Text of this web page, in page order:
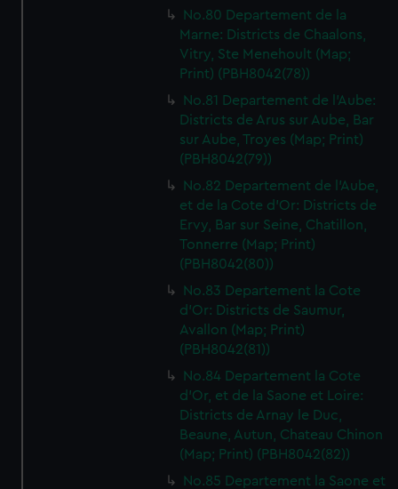
No.80 Departement de la
Marne: Districts de Chaalons,
Vitry, Ste Menehoult (Map;
Print) (PBH8042(78))
No.81 Departement de l'Aube:
Districts de Arus sur Aube, Bar
sur Aube, Troyes (Map; Print)
(PBH8042(79))
No.82 Departement de l'Aube,
et de la Cote d'Or: Districts de
Ervy, Bar sur Seine, Chatillon,
Tonnerre (Map; Print)
(PBH8042(80))
No.83 Departement la Cote
d'Or: Districts de Saumur,
Avallon (Map; Print)
(PBH8042(81))
No.84 Departement la Cote
d'Or, et de la Saone et Loire:
Districts de Arnay le Duc,
Beaune, Autun, Chateau Chinon
(Map; Print) (PBH8042(82))
No.85 Departement la Saone et